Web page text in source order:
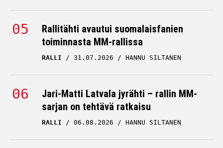
Rallitähti avautui suomalaisfanien
toiminnasta MM-rallissa
RALLI 31.07.2026 HANNU SILTANEN
Jari-Matti Latvala jyrähti – rallin MM-
sarjan on tehtävä ratkaisu
RALLI 06.08.2026 HANNU SILTANEN